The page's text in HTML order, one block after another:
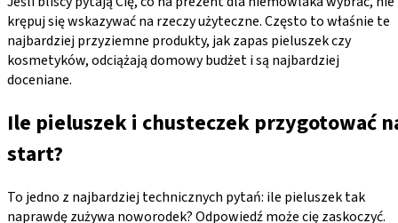
krępuj się wskazywać na rzeczy użyteczne. Często to właśnie te
najbardziej przyziemne produkty, jak zapas pieluszek czy
kosmetyków, odciążają domowy budżet i są najbardziej
doceniane.
Ile pieluszek i chusteczek przygotować
start?
To jedno z najbardziej technicznych pytań: ile pieluszek tak
naprawdę zużywa noworodek? Odpowiedź może cię zaskoczyć.